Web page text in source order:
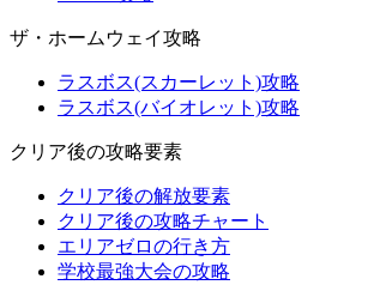
ザ・ホームウェイ攻略
ラスボス(スカーレット)攻略
ラスボス(バイオレット)攻略
クリア後の攻略要素
クリア後の解放要素
クリア後の攻略チャート
エリアゼロの行き方
学校最強大会の攻略